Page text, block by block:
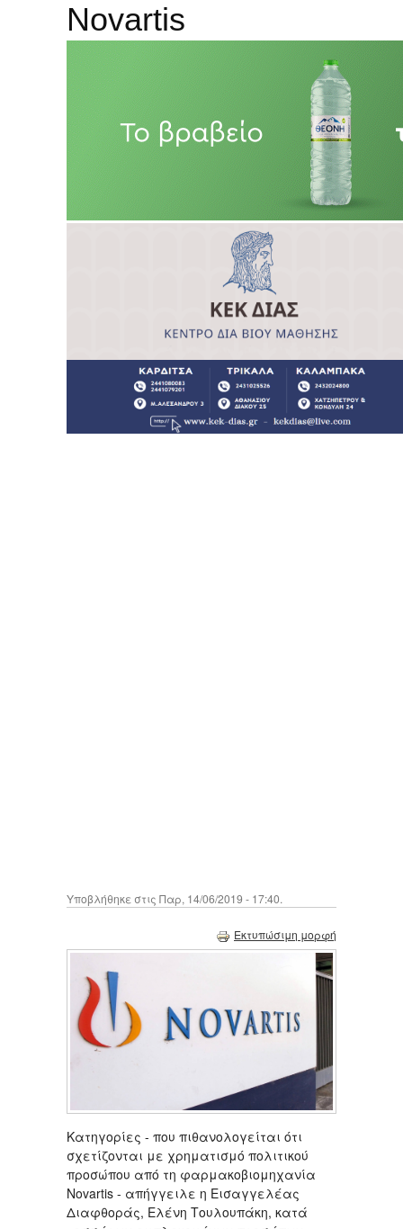
Novartis
Υποβλήθηκε στις Παρ, 14/06/2019 - 17:40.
Εκτυπώσιμη μορφή
Κατηγορίες - που πιθανολογείται ότι
σχετίζονται με χρηματισμό πολιτικού
προσώπου από τη φαρμακοβιομηχανία
Novartis - απήγγειλε η Εισαγγελέας
Διαφθοράς, Ελένη Τουλουπάκη, κατά